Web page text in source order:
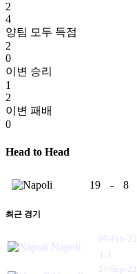
2
4
양팀 모두 득점
2
0
이변 승리
1
2
이변 패배
0
Head to Head
19 - 8
최근 경기
Napoli
09-Feb-25
1:1
27-Sep-23